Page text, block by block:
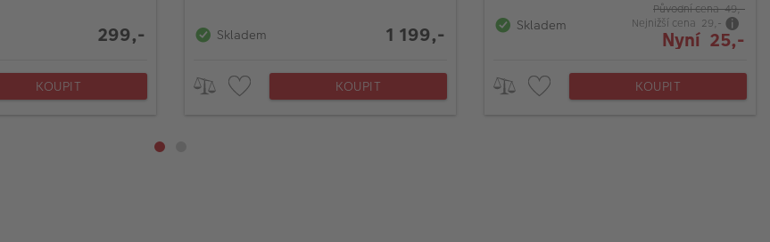
299,-
KOUPIT
Skladem 1 199,-
KOUPIT
Skladem
Původní cena 49,-
Nejnižší cena 29,-
Nyní 25,-
KOUPIT